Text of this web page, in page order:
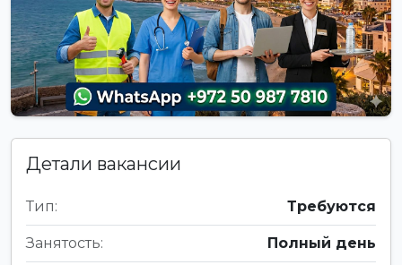
Детали вакансии
Тип: Требуются
Занятость: Полный день